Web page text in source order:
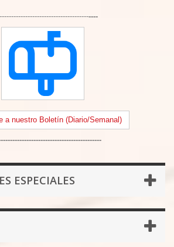
----
a nuestro Boletín (Diario/Semanal)
ESPECIALES